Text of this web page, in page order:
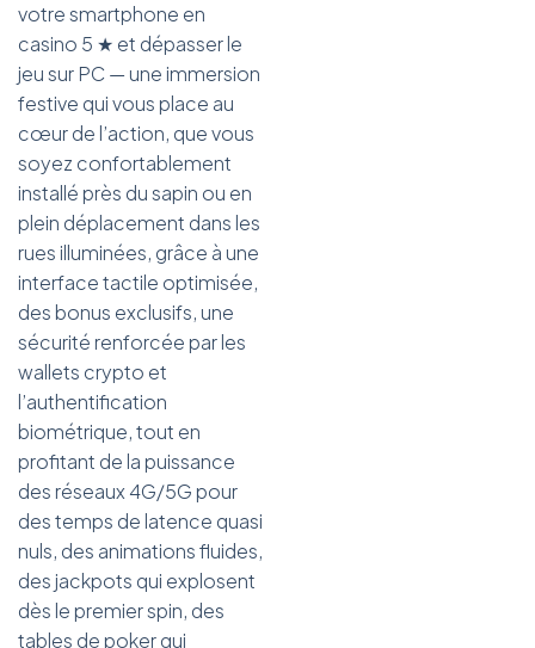
votre smartphone en
casino 5 ★ et dépasser le
jeu sur PC — une immersion
festive qui vous place au
cœur de l’action, que vous
soyez confortablement
installé près du sapin ou en
plein déplacement dans les
rues illuminées, grâce à une
interface tactile optimisée,
des bonus exclusifs, une
sécurité renforcée par les
wallets crypto et
l’authentification
biométrique, tout en
profitant de la puissance
des réseaux 4G/5G pour
des temps de latence quasi
nuls, des animations fluides,
des jackpots qui explosent
dès le premier spin, des
tables de poker qui